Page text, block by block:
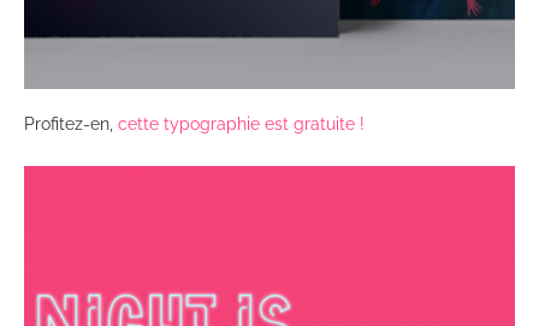
Profitez-en, cette typographie est gratuite !